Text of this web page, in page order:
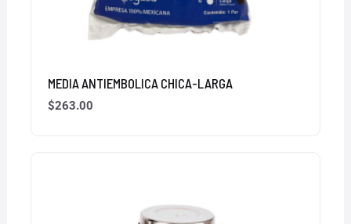
MEDIA ANTIEMBOLICA CHICA-LARGA
$263.00